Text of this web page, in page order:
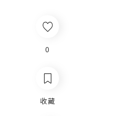
0
收藏